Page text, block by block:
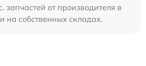
запчастей от производителя в
на собственных складах.